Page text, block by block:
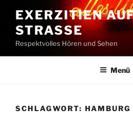
Inhalt
springen
EXERZITIEN
STRASSE
Respektvolles Hören und Sehen
Menü
SCHLAGWORT: HAMBURG